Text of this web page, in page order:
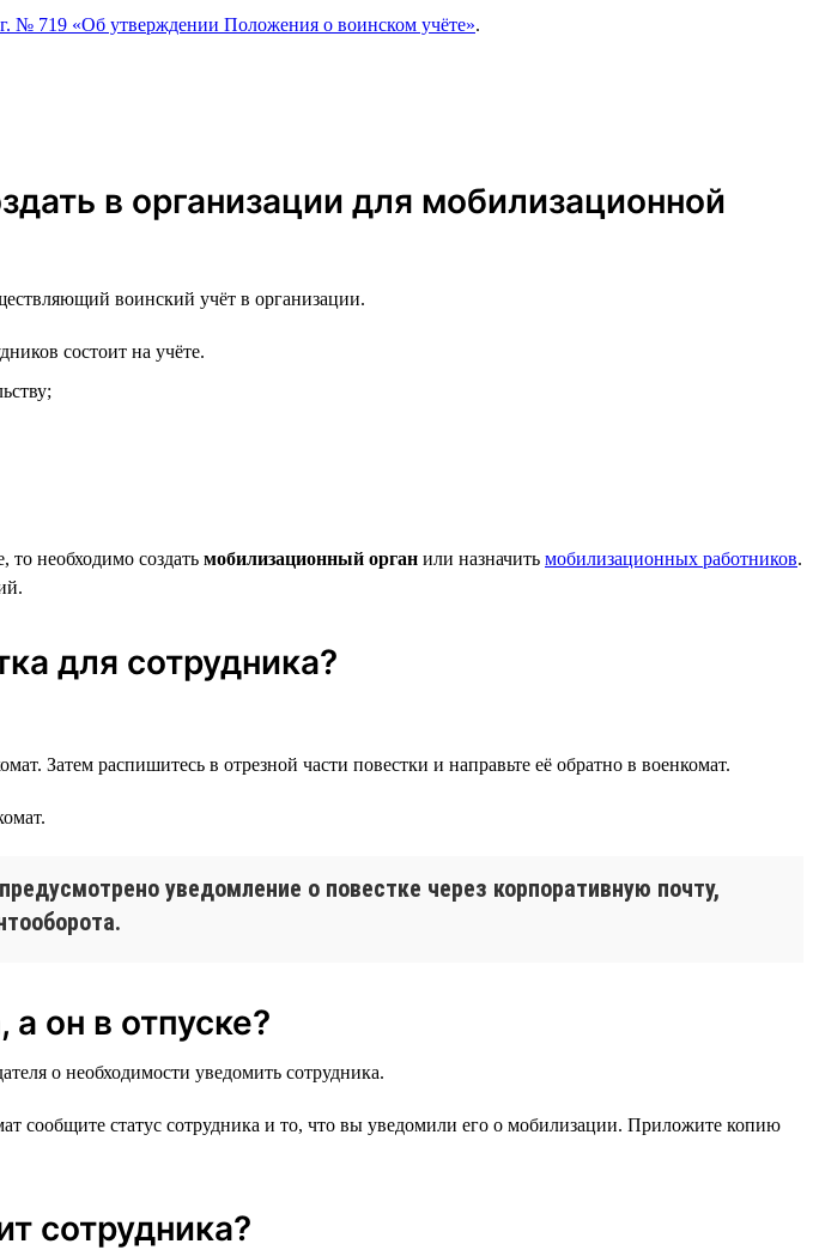
№ 719 «Об утверждении Положения о воинском учёте».
в организации для мобилизационной
воинский учёт в организации.
состоит на учёте.
то необходимо создать мобилизационный орган или назначить мобилизационных работников.
для сотрудника?
Затем распишитесь в отрезной части повестки и направьте её обратно в военкомат.
уведомление о повестке через корпоративную почту,
он в отпуске?
о необходимости уведомить сотрудника.
сообщите статус сотрудника и то, что вы уведомили его о мобилизации. Приложите копию
сотрудника?